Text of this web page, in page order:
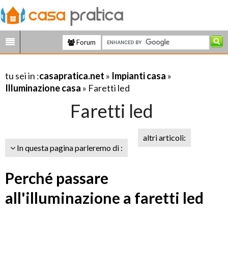
Forum
tu sei in :casapratica.net » Impianti casa »
Illuminazione casa » Faretti led
Faretti led
In questa pagina parleremo di :
altri articoli:
Perché passare
all'illuminazione a faretti led